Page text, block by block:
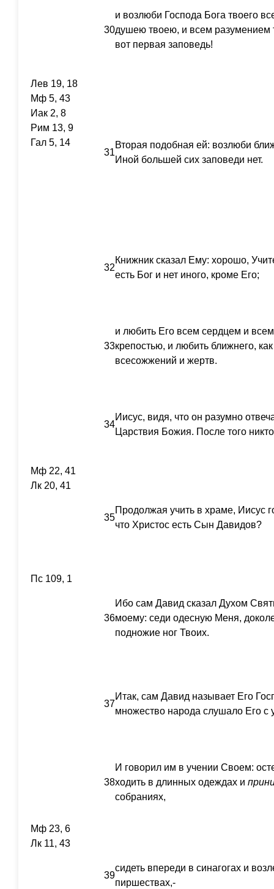
30
и возлюби Господа Бога твоего
душею твоею, и всем разумением
вот первая заповедь!
Лев 19, 18
Мф 5, 43
Иак 2, 8
Рим 13, 9
Гал 5, 14
31
Вторая подобная ей: возлюби
Иной большей сих заповеди нет.
32
Книжник сказал Ему: хорошо,
есть Бог и нет иного, кроме Его;
33
и любить Его всем сердцем и
крепостью, и любить ближнего,
всесожжений и жертв.
34
Иисус, видя, что он разумно
Царствия Божия. После того
Мф 22, 41
Лк 20, 41
35
Продолжая учить в храме, Иисус
что Христос есть Сын Давидов?
Пс 109, 1
36
Ибо сам Давид сказал Духом
моему: седи одесную Меня,
подножие ног Твоих.
37
Итак, сам Давид называет Его
множество народа слушало Его с
38
И говорил им в учении Своем:
ходить в длинных одеждах и
собраниях,
Мф 23, 6
Лк 11, 43
39
сидеть впереди в синагогах и
пиршествах,-